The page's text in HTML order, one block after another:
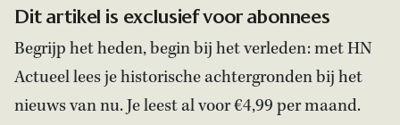
Dit artikel is exclusief voor abonnees
Begrijp het heden, begin bij het verleden: met HN
Actueel lees je historische achtergronden bij het
nieuws van nu. Je leest al voor €4,99 per maand.